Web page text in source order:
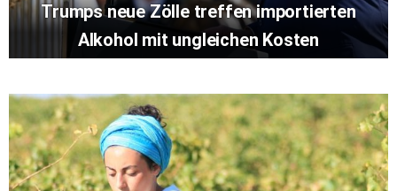
Trumps neue Zölle treffen importierten
Alkohol mit ungleichen Kosten